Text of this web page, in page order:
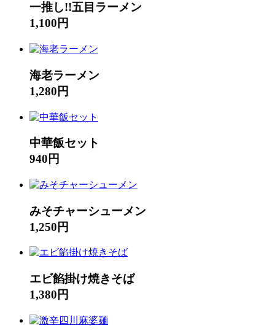
一推し!!五目ラーメン
1,100円
海老ラーメン
1,280円
中華飯セット
940円
みそチャーシューメン
1,250円
エビ餡掛け焼きそば
1,380円